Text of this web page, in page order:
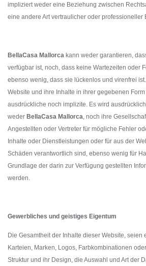
impliziert weder eine Beziehung zwischen
eine andere Art vertraulicher oder professioneller
BellaCasa Mallorca kann weder garantieren,
verfügbar ist, noch, dass keine Wartezeiten oder
ebenso wenig, dass sie lückenlos und virenfrei
Website und ihre Inhalte in ihrer gegebenen
ausdrückliche noch implizite. Es wird
weder BellaCasa Mallorca , noch ihre
Angestellten oder Vertreter für mögliche Fehler
Inhalte oder Dienstleistungen oder für aus der
Schäden verantwortlich sind, ebenso wenig für
Grundlage der darin zur Verfügung gestellten
werden.
Gewerbliches und geistiges Eigentum
Die Gesamtheit der Inhalte dieser Website, seien
Karteien, Marken, Logos, Farbkombinationen
Struktur und ihr Design, die Auswahl und Art der